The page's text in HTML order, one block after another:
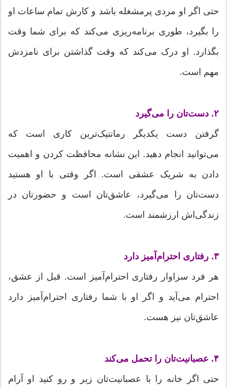
حتی اگر او مردی پرمشغله باشد و کارش تمام ساعات او
را بگیرد، طوری برنامه‌ریزی می‌کند که برای شما وقت
بگذارد. او درک می‌کند که وقت گذاشتن برای نامزدش
مهم است.
۲. دست‌تان را می‌گیرد
گرفتن دست یکدیگر رمانتیک‌ترین کاری است که
می‌توانید انجام دهید. این نشانه‌ محافظت کردن و اهمیت
دادن به شریک عشقی است. اگر وقتی با او هستید
دست‌تان را می‌گیرد، عاشق‌تان است و حضورتان در
زندگی‌اش ارزشمند است.
۳. رفتاری احترام‌آمیز دارد
هر فرد سزاوار رفتاری احترام‌آمیز است. قبل از عشق،
احترام می‌آید و اگر او با شما رفتاری احترام‌آمیز دارد
عاشق‌تان نیز هست.
۴. عصبانیت‌تان را تحمل می‌کند
حتی اگر خانه را با عصبانیت‌تان زیر و رو کنید او آرام